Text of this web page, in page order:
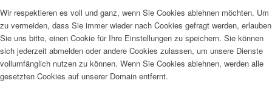
Wir respektieren es voll und ganz, wenn Sie Cookies ablehnen möchten. Um
zu vermeiden, dass Sie immer wieder nach Cookies gefragt werden, erlauben
Sie uns bitte, einen Cookie für Ihre Einstellungen zu speichern. Sie können
sich jederzeit abmelden oder andere Cookies zulassen, um unsere Dienste
vollumfänglich nutzen zu können. Wenn Sie Cookies ablehnen, werden alle
gesetzten Cookies auf unserer Domain entfernt.